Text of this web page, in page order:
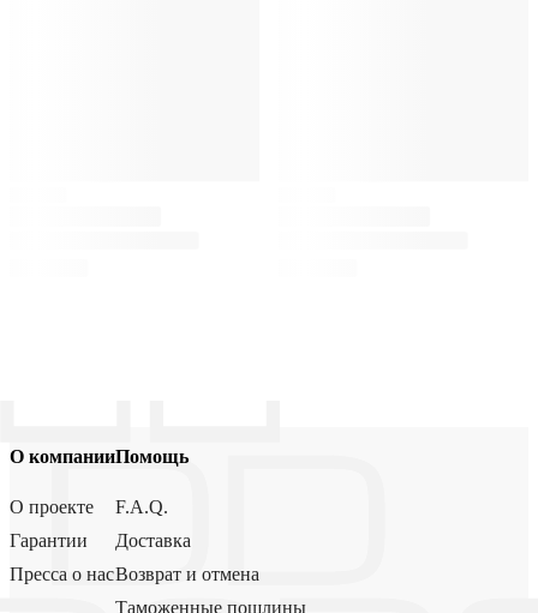
О компании
О проекте
Гарантии
Пресса о нас
Помощь
F.A.Q.
Доставка
Возврат и отмена
Таможенные пошлины